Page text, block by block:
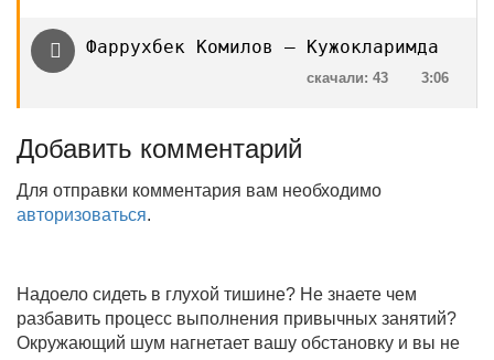
Фаррухбек Комилов — Кужокларимда
3:06
скачали: 43
Добавить комментарий
Для отправки комментария вам необходимо
авторизоваться.
Надоело сидеть в глухой тишине? Не знаете чем
разбавить процесс выполнения привычных занятий?
Окружающий шум нагнетает вашу обстановку и вы не